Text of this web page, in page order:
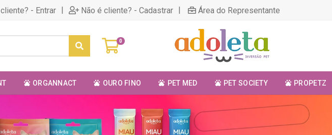
- Entrar | Não é cliente? - Cadastrar | Área do Representante
0
ORGANNACT OURO FINO PET MED PET SOCIETY PROPETZ